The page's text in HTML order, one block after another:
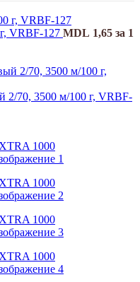
VRBF-127 MDL 1,65 за 1
2/70, 3500 м/100 г, VRBF-